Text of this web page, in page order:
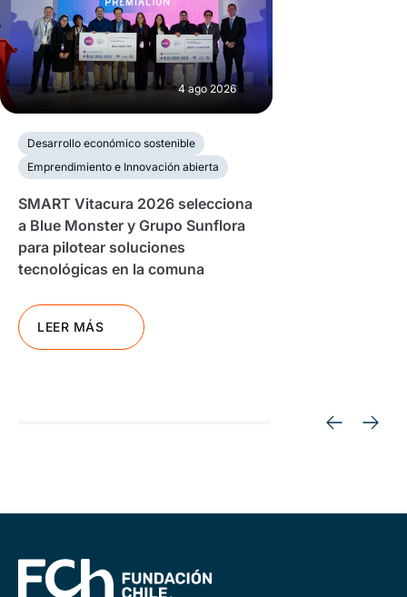
4 ago 2026
Desarrollo económico sostenible
Emprendimiento e Innovación abierta
SMART Vitacura 2026 selecciona
a Blue Monster y Grupo Sunflora
para pilotear soluciones
tecnológicas en la comuna
LEER MÁS